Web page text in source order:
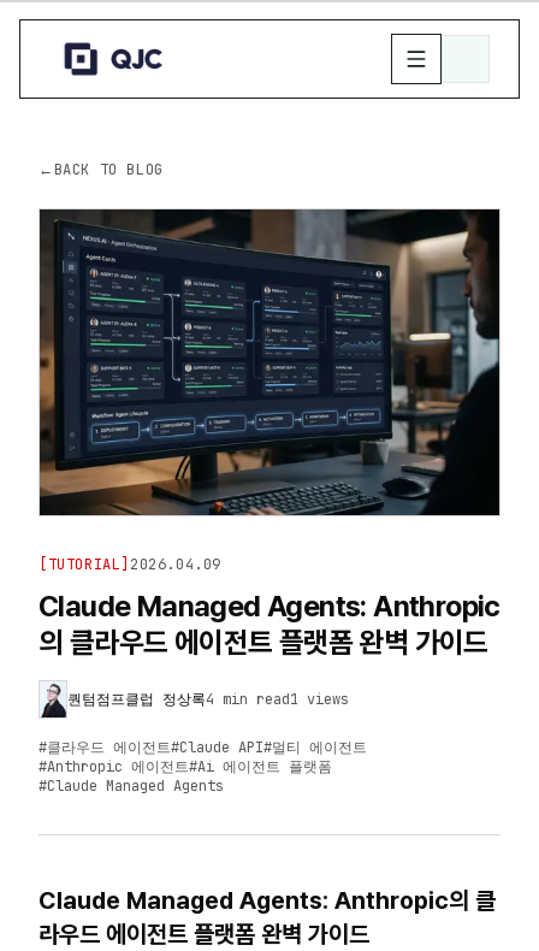
← BACK TO BLOG
TUTORIAL 2026.04.09
Claude Managed Agents: Anthropic
의 클라우드 에이전트 플랫폼 완벽 가이드
퀀텀점프클럽 정상록4 min read1 views
#클라우드 에이전트#Claude API#멀티 에이전트
#Anthropic 에이전트#Ai 에이전트 플랫폼
#Claude Managed Agents
Claude Managed Agents: Anthropic의 클
라우드 에이전트 플랫폼 완벽 가이드